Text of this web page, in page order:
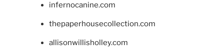
infernocanine.com
thepaperhousecollection.com
allisonwillisholley.com